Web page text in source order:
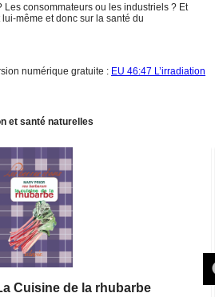
Les consommateurs ou les industriels ? Et
même et donc sur la santé du
numérique gratuite : EU 46:47 L’irradiation
et santé naturelles
Cuisine de la rhubarbe